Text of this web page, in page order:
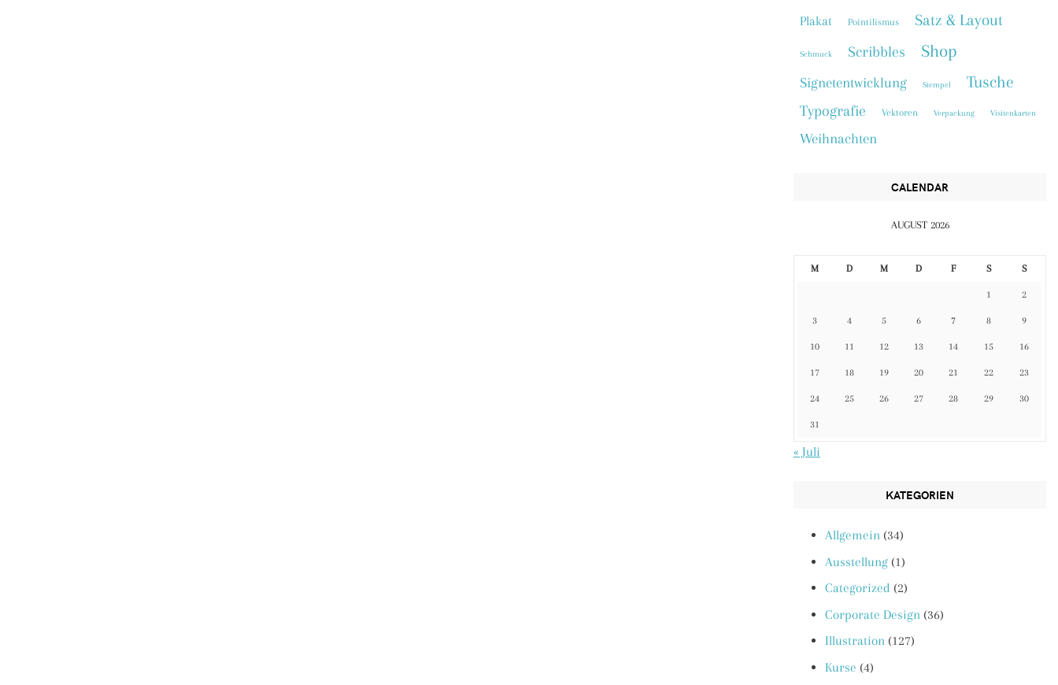
Plakat Pointilismus Satz & Layout
Schmuck Scribbles Shop
Signetentwicklung Stempel Tusche
Typografie Vektoren Verpackung Visitenkarten
Weihnachten
CALENDAR
AUGUST 2026
M D M D F S S
1 2
3 4 5 6 7 8 9
10 11 12 13 14 15 16
17 18 19 20 21 22 23
24 25 26 27 28 29 30
31
« Juli
KATEGORIEN
Allgemein (34)
Ausstellung (1)
Categorized (2)
Corporate Design (36)
Illustration (127)
Kurse (4)